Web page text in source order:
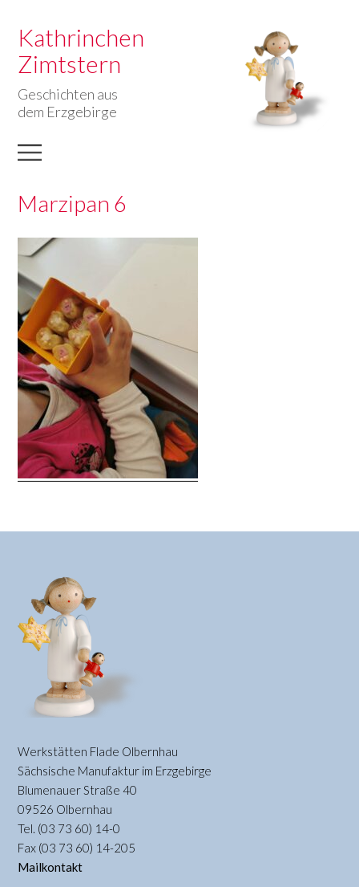
Kathrinchen
Zimtstern
Geschichten aus
dem Erzgebirge
Marzipan 6
Werkstätten Flade Olbernhau
Sächsische Manufaktur im Erzgebirge
Blumenauer Straße 40
09526 Olbernhau
Tel. (03 73 60) 14-0
Fax (03 73 60) 14-205
Mailkontakt